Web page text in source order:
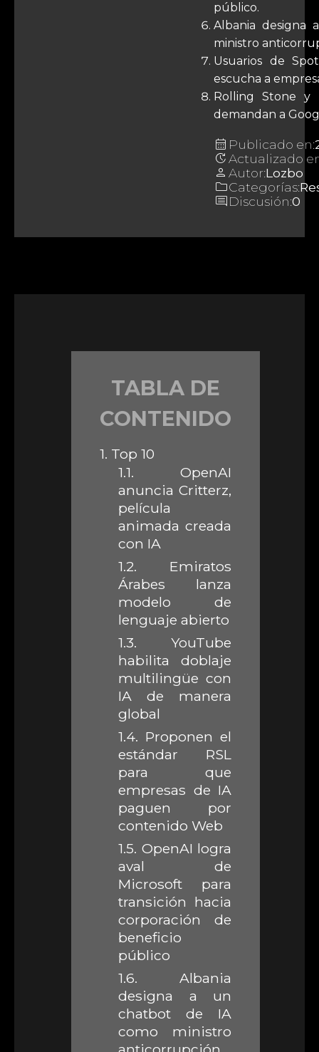
público.
Albania designa
ministro
Usuarios de
escucha a
Rolling Stone y
demandan a
calendar_month Publicado en:
updateActualizado
person Autor:Lozbo
folderCategorías:
commentDiscusión:0
TABLA DE
CONTENIDO
1. Top 10
1.1. OpenAI
anuncia Critterz,
película
animada creada
con IA
1.2. Emiratos
Árabes lanza
modelo de
lenguaje abierto
1.3. YouTube
habilita doblaje
multilingüe con
IA de manera
global
1.4. Proponen el
estándar RSL
para que
empresas de IA
paguen por
contenido Web
1.5. OpenAI logra
aval de
Microsoft para
transición hacia
corporación de
beneficio
público
1.6. Albania
designa a un
chatbot de IA
como ministro